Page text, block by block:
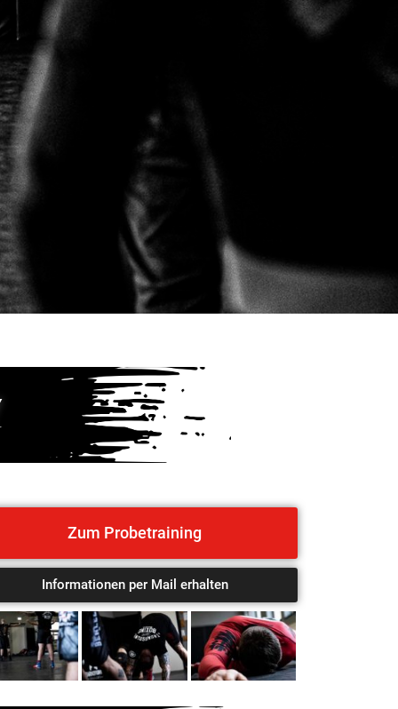
Zum Probetraining
Informationen per Mail erhalten